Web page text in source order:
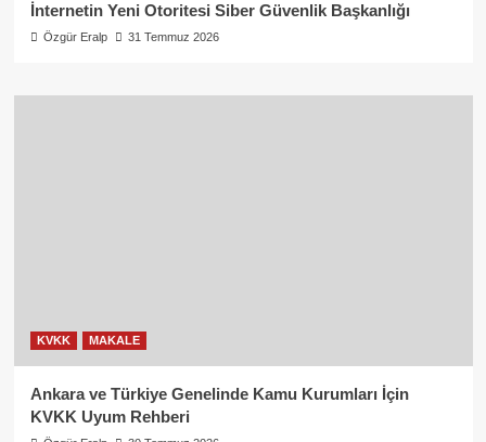
İnternetin Yeni Otoritesi Siber Güvenlik Başkanlığı
Özgür Eralp 31 Temmuz 2026
KVKK MAKALE
Ankara ve Türkiye Genelinde Kamu Kurumları İçin
KVKK Uyum Rehberi